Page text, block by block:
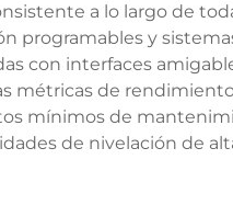
a lo largo de
programables y
con interfaces
métricas de
mínimos de
de nivelación de